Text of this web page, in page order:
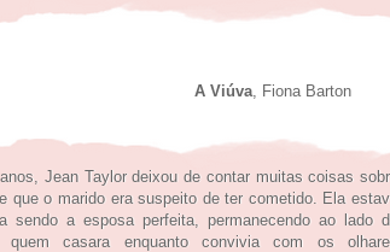
, Fiona Barton
Jean Taylor deixou de contar muitas coisas
que o marido era suspeito de ter cometido. Ela
sendo a esposa perfeita, permanecendo ao lado
quem casara enquanto convivia com os